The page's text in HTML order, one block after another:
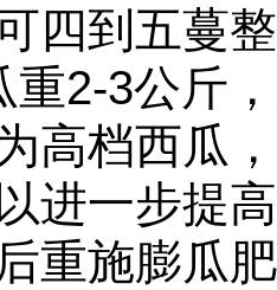
四到五蔓
重2-3公斤
高档西瓜
进一步提
重施膨瓜